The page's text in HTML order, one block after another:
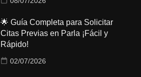
🌟 Guía Completa para Solicitar
Citas Previas en Parla ¡Fácil y
Rápido!
02/07/2026